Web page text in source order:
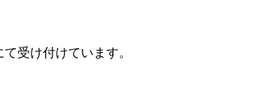
受け付けています。